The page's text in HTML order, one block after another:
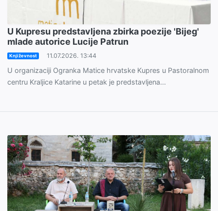
U Kupresu predstavljena zbirka poezije 'Bijeg'
mlade autorice Lucije Patrun
Književnost 11.07.2026. 13:44
U organizaciji Ogranka Matice hrvatske Kupres u Pastoralnom
centru Kraljice Katarine u petak je predstavljena...